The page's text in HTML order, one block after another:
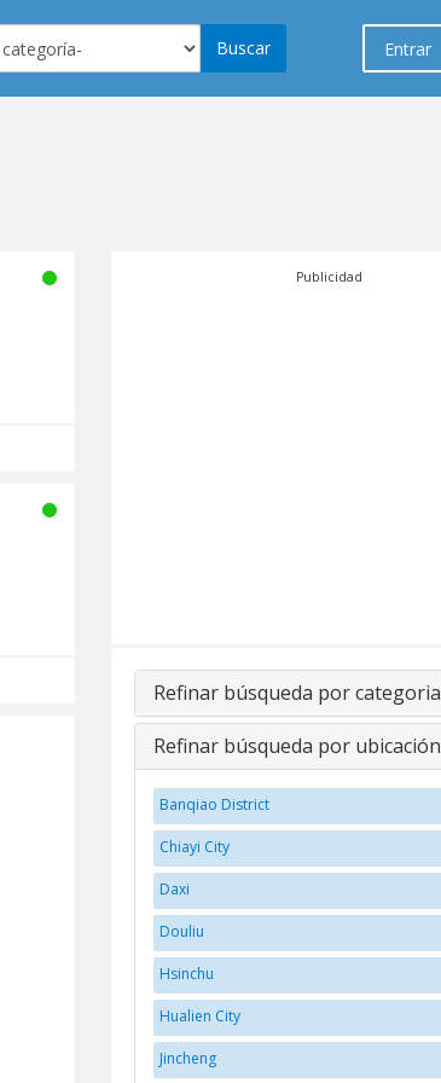
Entrar
Buscar
Publicidad
Refinar búsqueda por categoria
Refinar búsqueda por ubicación
Banqiao District
Chiayi City
Daxi
Douliu
Hsinchu
Hualien City
Jincheng